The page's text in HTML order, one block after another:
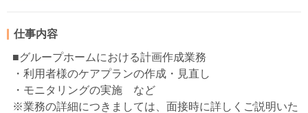
仕事内容
■グループホームにおける計画作成業務
・利用者様のケアプランの作成・見直し
・モニタリングの実施 など
※業務の詳細につきましては、面接時に詳しくご説明いた